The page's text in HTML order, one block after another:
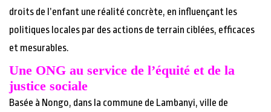
droits de l’enfant une réalité concrète, en influençant les
politiques locales par des actions de terrain ciblées, efficaces
et mesurables.
Une ONG au service de l’équité et de la
justice sociale
Basée à Nongo, dans la commune de Lambanyi, ville de